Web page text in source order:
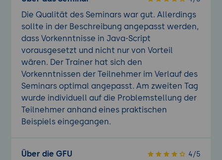
Die Qualität des Seminars war gut. Allerdings
sollte in der Beschreibung angepasst werden,
dass Vorkenntnisse in Java-Script
vorausgesetzt und nicht nur von Vorteil
wären. Der Trainer hat sich den
Vorkenntnissen der Teilnehmer im Verlauf des
Seminars optimal angepasst. Am zweiten Tag
wurde individuell auf die Problemstellung der
Teilnehmer anhand eines praktischen
Beispiels eingegangen.
Über die GFU 4/5